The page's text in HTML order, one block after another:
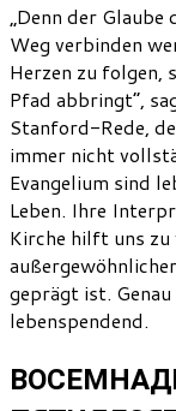
„Denn der Glaube
Weg verbinden
Herzen zu folgen,
Pfad abbringt“,
Stanford-Rede,
immer nicht
Evangelium sind
Leben. Ihre
Kirche hilft uns zu
geprägt ist.
lebenspendend.